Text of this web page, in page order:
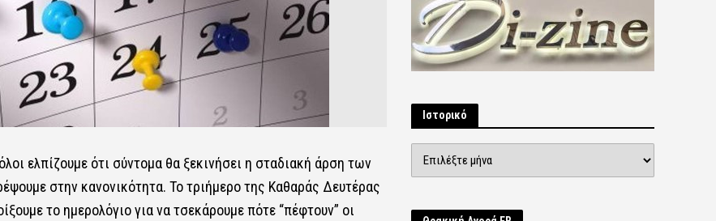
ελπίζουμε ότι σύντομα θα ξεκινήσει η σταδιακή άρση των
στην κανονικότητα. Το τριήμερο της Καθαράς Δευτέρας
το ημερολόγιο για να τσεκάρουμε πότε “πέφτουν” οι
Ιστορικό